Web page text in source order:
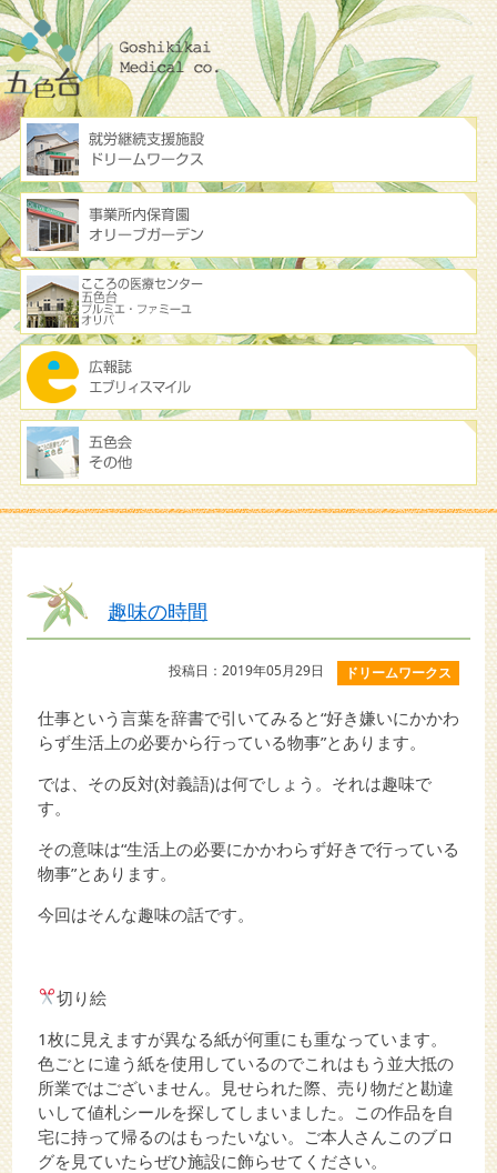
趣味の時間
ドリームワークス
投稿日：2019年05月29日
仕事という言葉を辞書で引いてみると“好き嫌いにかかわ
らず生活上の必要から行っている物事”とあります。
では、その反対(対義語)は何でしょう。それは趣味で
す。
その意味は“生活上の必要にかかわらず好きで行っている
物事”とあります。
今回はそんな趣味の話です。
切り絵
1枚に見えますが異なる紙が何重にも重なっています。
色ごとに違う紙を使用しているのでこれはもう並大抵の
所業ではございません。見せられた際、売り物だと勘違
いして値札シールを探してしまいました。この作品を自
宅に持って帰るのはもったいない。ご本人さんこのブロ
グを見ていたらぜひ施設に飾らせてください。